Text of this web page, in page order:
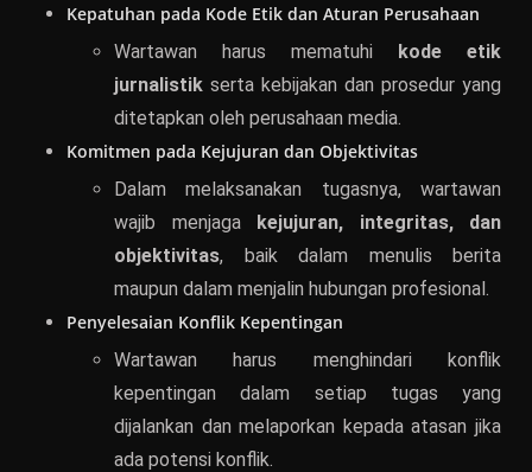
Kepatuhan pada Kode Etik dan Aturan Perusahaan
Wartawan harus mematuhi kode etik
jurnalistik serta kebijakan dan prosedur yang
ditetapkan oleh perusahaan media.
Komitmen pada Kejujuran dan Objektivitas
Dalam melaksanakan tugasnya, wartawan
wajib menjaga kejujuran, integritas, dan
objektivitas, baik dalam menulis berita
maupun dalam menjalin hubungan profesional.
Penyelesaian Konflik Kepentingan
Wartawan harus menghindari konflik
kepentingan dalam setiap tugas yang
dijalankan dan melaporkan kepada atasan jika
ada potensi konflik.